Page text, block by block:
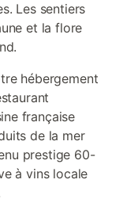
Les sentiers
et la flore
hébergement
française
de la mer
prestige 60-
à vins locale